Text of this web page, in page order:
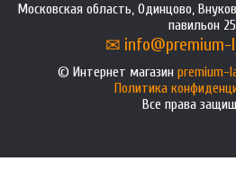
Московская область, Одинцово,
павильон 25
info@premium-
Интернет магазин premium-
Политика
Все права